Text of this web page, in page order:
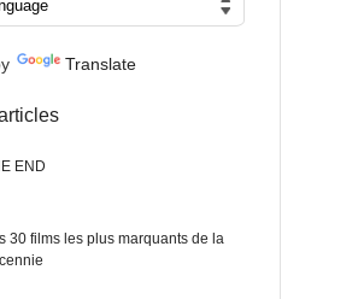
Translate
END
30 films les plus marquants de la